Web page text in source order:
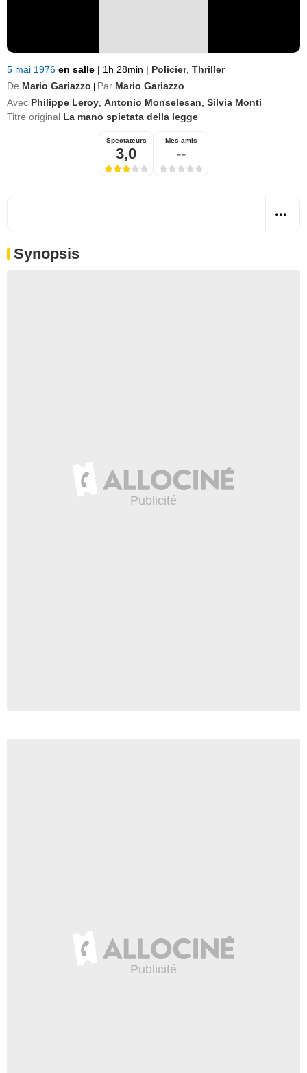
5 mai 1976 en salle | 1h 28min | Policier, Thriller
De Mario Gariazzo Par Mario Gariazzo
Avec Philippe Leroy Antonio Monselesan Silvia Monti
Titre original La mano spietata della legge
Spectateurs
3,0
Mes amis
--
Synopsis